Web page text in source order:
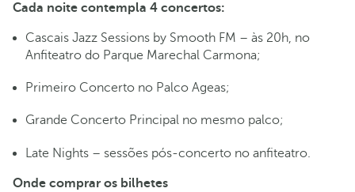
Cada noite contempla 4 concertos:
Cascais Jazz Sessions by Smooth FM – às 20h, no
Anfiteatro do Parque Marechal Carmona;
Primeiro Concerto no Palco Ageas;
Grande Concerto Principal no mesmo palco;
Late Nights – sessões pós-concerto no anfiteatro.
Onde comprar os bilhetes